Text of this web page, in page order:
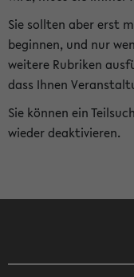
Sie sollten aber erst
beginnen, und nur
weitere Rubriken
dass Ihnen
Sie können ein
wieder deaktivieren.